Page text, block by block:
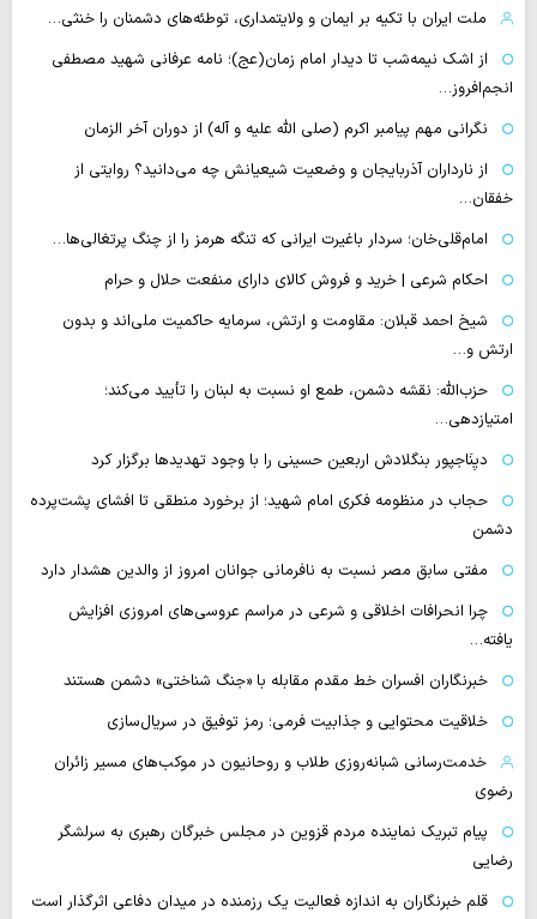
ملت ایران با تکیه بر ایمان و ولایتمداری، توطئه‌های دشمنان را خنثی…
از اشک نیمه‌شب تا دیدار امام زمان(عج)؛ نامه عرفانی شهید مصطفی
انجم‌افروز…
نگرانی مهم پیامبر اکرم (صلی الله علیه و آله) از دوران آخر الزمان
از نارداران آذربایجان و وضعیت شیعیانش چه می‌دانید؟ روایتی از
خفقان…
امام‌قلی‌خان؛ سردار باغیرت ایرانی که تنگه هرمز را از چنگ پرتغالی‌ها…
احکام شرعی | خرید و فروش کالای دارای منفعت حلال و حرام
شیخ احمد قبلان: مقاومت و ارتش، سرمایه حاکمیت ملی‌اند و بدون
ارتش و…
حزب‌الله: نقشه دشمن، طمع‌ او نسبت به لبنان را تأیید می‌کند؛
امتیازدهی…
دیِنَاجپور بنگلادش اربعین حسینی را با وجود تهدیدها برگزار کرد
حجاب در منظومه فکری امام شهید؛ از برخورد منطقی تا افشای پشت‌پرده
دشمن
مفتی سابق مصر نسبت به نافرمانی جوانان امروز از والدین هشدار دارد
چرا انحرافات اخلاقی و شرعی در مراسم عروسی‌های امروزی افزایش
یافته…
خبرنگاران افسران خط مقدم مقابله با «جنگ شناختی» دشمن هستند
خلاقیت محتوایی و جذابیت فرمی؛ رمز توفیق در سریال‌سازی
خدمت‌رسانی شبانه‌روزی طلاب و روحانیون در موکب‌های مسیر زائران
رضوی
پیام تبریک نماینده مردم قزوین در مجلس خبرگان رهبری به سرلشگر
رضایی
قلم خبرنگاران به اندازه فعالیت یک رزمنده در میدان دفاعی اثرگذار است